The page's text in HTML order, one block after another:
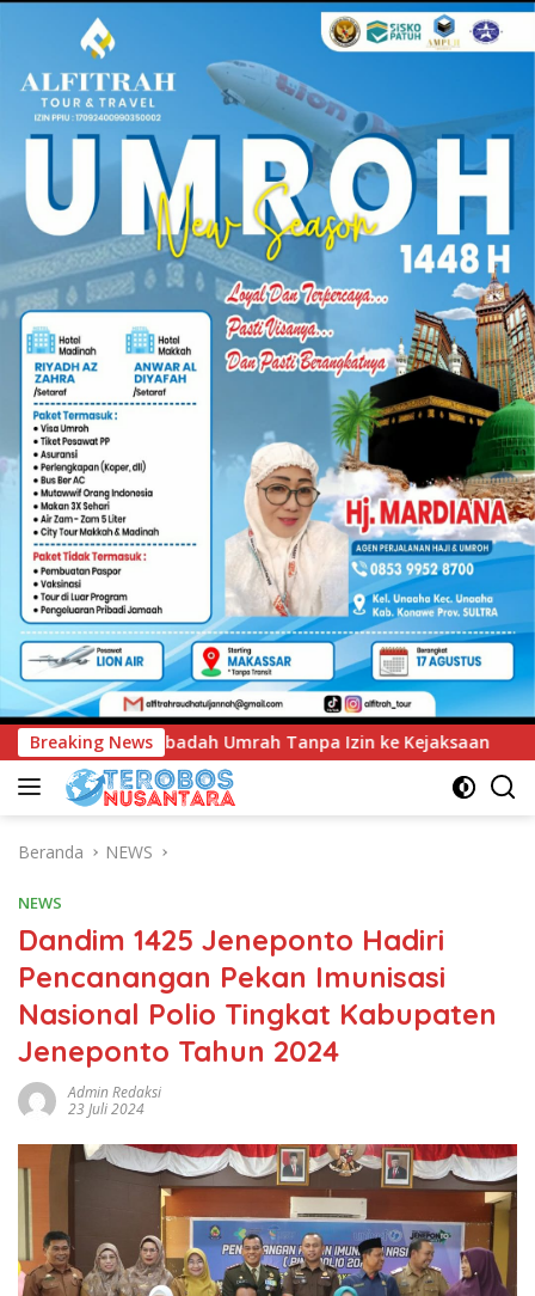
Breaking News
Izin ke Kejaksaan UNIMEN Tambah Delapan
Beranda NEWS
NEWS
Dandim 1425 Jeneponto Hadiri
Pencanangan Pekan Imunisasi
Nasional Polio Tingkat Kabupaten
Jeneponto Tahun 2024
Admin Redaksi
23 Juli 2024